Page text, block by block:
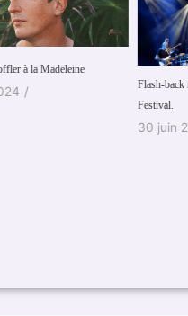
Flash-back festif au Bastogne Summer